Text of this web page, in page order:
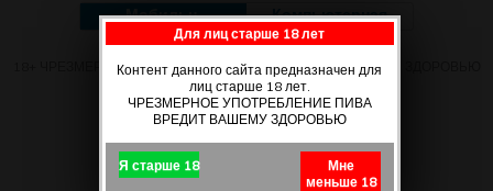
Мобильн. Компьютерная
18+ ЧРЕЗМЕРНОЕ УПОТРЕБЛЕНИЕ ПИВА ВРЕДИТ ВАШЕМУ ЗДОРОВЬЮ
Для лиц старше 18 лет
Контент данного сайта предназначен для
лиц старше 18 лет.
ЧРЕЗМЕРНОЕ УПОТРЕБЛЕНИЕ ПИВА
ВРЕДИТ ВАШЕМУ ЗДОРОВЬЮ
Я старше 18
Мне
меньше 18